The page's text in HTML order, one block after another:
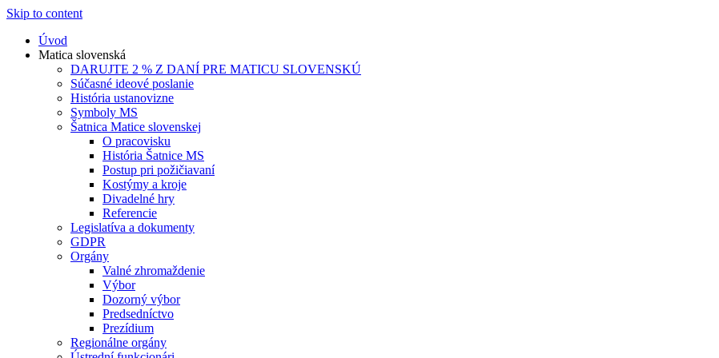
Skip to content
Úvod
Matica slovenská
DARUJTE 2 % Z DANÍ PRE MATICU SLOVENSKÚ
Súčasné ideové poslanie
História ustanovizne
Symboly MS
Šatnica Matice slovenskej
O pracovisku
História Šatnice MS
Postup pri požičiavaní
Kostýmy a kroje
Divadelné hry
Referencie
Legislatíva a dokumenty
GDPR
Orgány
Valné zhromaždenie
Výbor
Dozorný výbor
Predsedníctvo
Prezídium
Regionálne orgány